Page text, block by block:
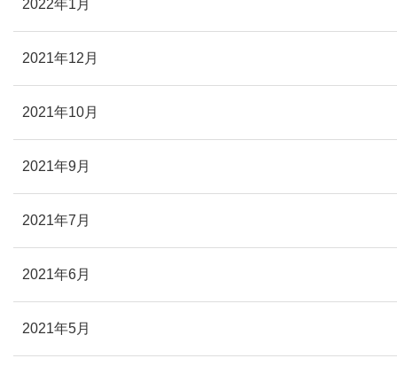
2022年1月
2021年12月
2021年10月
2021年9月
2021年7月
2021年6月
2021年5月